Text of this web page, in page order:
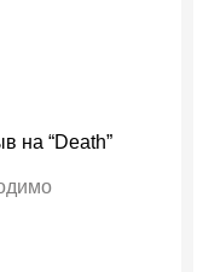
на “Death”